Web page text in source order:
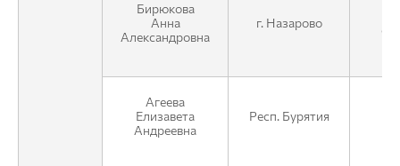
Бирюкова
Анна
Александровна
г. Назарово
Агеева
Елизавета
Андреевна
Респ. Бурятия